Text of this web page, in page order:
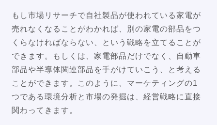
もし市場リサーチで自社製品が使われている家電が
売れなくなることがわかれば、別の家電の部品をつ
くらなければならない、という戦略を立てることが
できます。もしくは、家電部品だけでなく、自動車
部品や半導体関連部品を手がけていこう、と考える
ことができます。このように、マーケティングの1
つである環境分析と市場の発掘は、経営戦略に直接
関わってきます。